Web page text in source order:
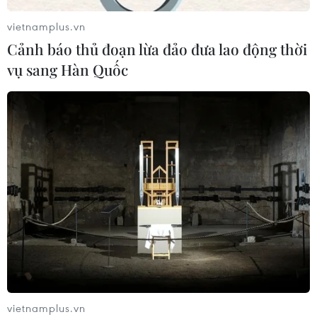
vươn mình
03/08/2026 15:58
CƠ QUAN CHỦ QUẢN: THÔNG TẤN XÃ VIỆT NAM
Tổng Biên tập: TRẦN TIẾN DUẨN
Phó Tổng Biên tập: NGUYỄN THỊ TÁM, KHÚC THANH
Sở hữu trí tuệ
Quy định sử dụng
vietnamplus.vn
Cảnh báo thủ đoạn lừa đảo đưa lao động thời
vụ sang Hàn Quốc
vietnamplus.vn